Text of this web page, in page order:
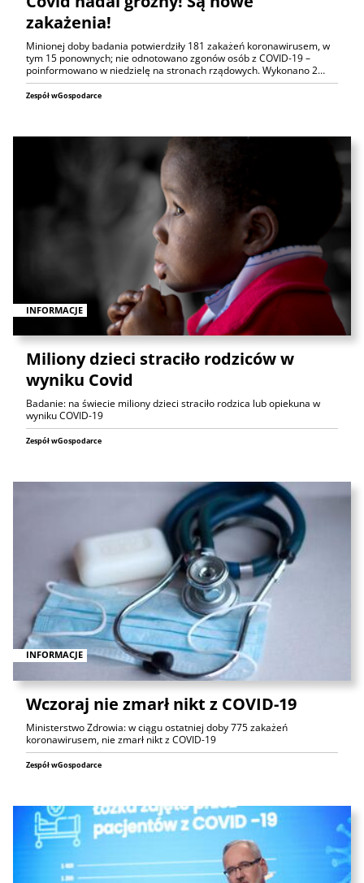
zakażenia!
Minionej doby badania potwierdziły 181 zakażeń koronawirusem, w
tym 15 ponownych; nie odnotowano zgonów osób z COVID-19 –
poinformowano w niedzielę na stronach rządowych. Wykonano 2…
Zespół wGospodarce
INFORMACJE
Miliony dzieci straciło rodziców w
wyniku Covid
Badanie: na świecie miliony dzieci straciło rodzica lub opiekuna w
wyniku COVID-19
Zespół wGospodarce
INFORMACJE
Wczoraj nie zmarł nikt z COVID-19
Ministerstwo Zdrowia: w ciągu ostatniej doby 775 zakażeń
koronawirusem, nie zmarł nikt z COVID-19
Zespół wGospodarce